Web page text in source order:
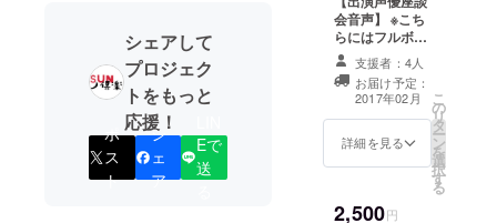
シェアして
プロジェク
トをもっと
応援！
ポ
ス
ト
シ
ェ
ア
Eで
送
てはエンドエピ
ソードを書き下
ろします。もち
ろん、スチルも
描き下ろしで
す。
会音声】 ※こち
らにはフルボイ
ス製品版のデー
タは含まれませ
ん。オプション
としてご利用く
ださい。 出演声
優の皆様が座談
します。 その中
支援者：4人
お届け予定：
2017年02月
詳細を見る
こ
の
リ
タ
ー
ン
を
選
択
す
る
2,500円